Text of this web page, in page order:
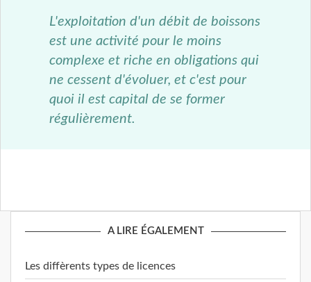
L'exploitation d'un débit de boissons
est une activité pour le moins
complexe et riche en obligations qui
ne cessent d'évoluer, et c'est pour
quoi il est capital de se former
régulièrement.
A LIRE ÉGALEMENT
Les diffèrents types de licences